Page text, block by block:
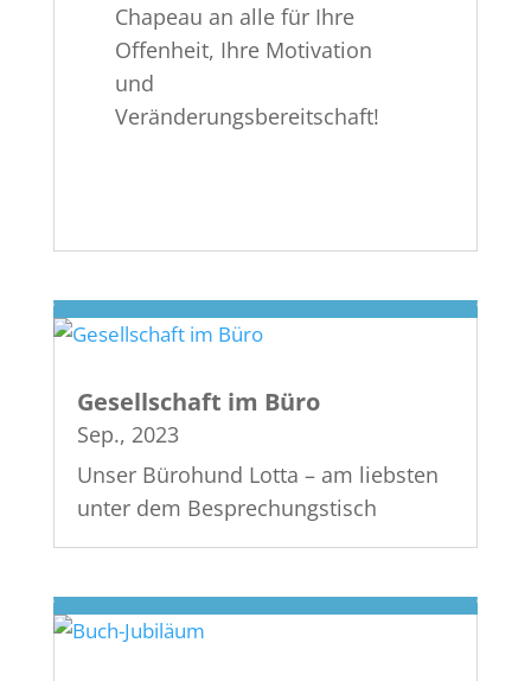
Chapeau an alle für Ihre
Offenheit, Ihre Motivation
und
Veränderungsbereitschaft!
Gesellschaft im Büro
Sep., 2023
Unser Bürohund Lotta – am liebsten
unter dem Besprechungstisch